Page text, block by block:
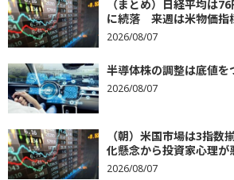
（まとめ）日経平均は
に続落 来週は米物価指
2026/08/07
半導体株の調整は底値を
2026/08/07
（朝）米国市場は3指
化懸念から投資家心理が
2026/08/07